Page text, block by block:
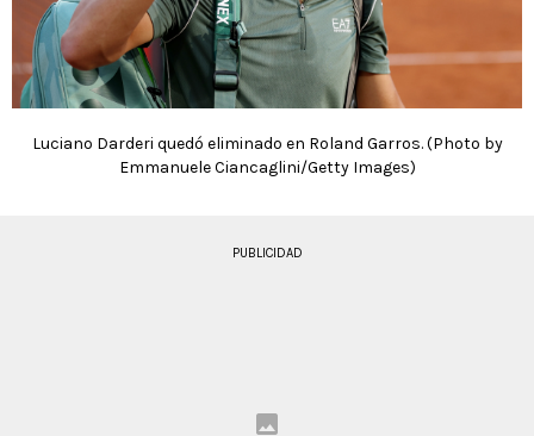
Luciano Darderi quedó eliminado en Roland Garros. (Photo by
Emmanuele Ciancaglini/Getty Images)
PUBLICIDAD